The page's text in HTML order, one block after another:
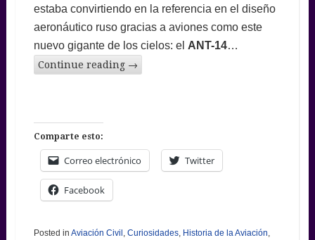
estaba convirtiendo en la referencia en el diseño
aeronáutico ruso gracias a aviones como este
nuevo gigante de los cielos: el ANT-14…
Continue reading →
Comparte esto:
Correo electrónico Twitter
Facebook
Posted in Aviación Civil , Curiosidades, Historia de la Aviación,